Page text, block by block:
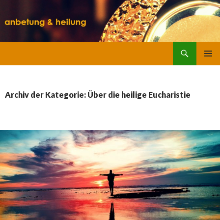
Archiv der Kategorie: Über die heilige Eucharistie